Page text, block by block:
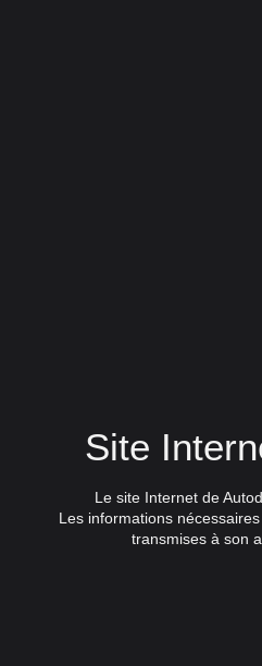
Site
Le site Internet de
Les informations
transmises à son